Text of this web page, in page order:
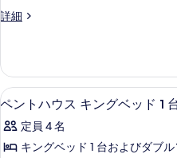
す
フ
ベ
ッ
ド
付
ベ
き
ベ
イ
ビ
ュ
ー
ベ
ル
ー
ム
ベ
2
ル
ー
ム
ベ
イ
ビ
ト
ベ
ッ
ド
ル
ー
詳細
Fairmont
ー
ト
2
ッ
ド
ペ
ン
ト
5
ペントハウス キングベッド 1
定員 4 名
キングベッド 1 台およびダブ